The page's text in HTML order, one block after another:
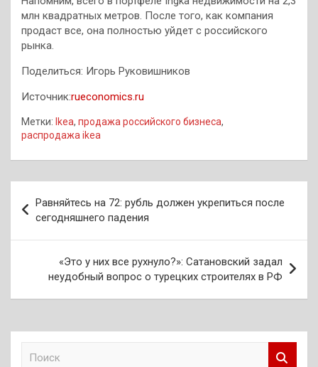
млн квадратных метров. После того, как компания
продаст все, она полностью уйдет с российского
рынка.
Поделиться: Игорь Руковишников
Источник:rueconomics.ru
Метки: Ikea, продажа российского бизнеса,
распродажа ikea
по
записям
Равняйтесь на 72: рубль должен укрепиться после
сегодняшнего падения
«Это у них все рухнуло?»: Сатановский задал
неудобный вопрос о турецких строителях в РФ